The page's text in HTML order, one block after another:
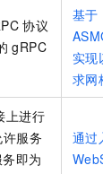
协议
gRPC
基于
实现
求网
上进行
许服务
即为
通过